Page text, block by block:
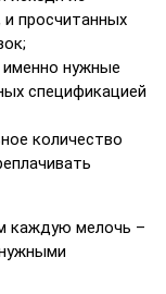
и просчитанных
именно нужные
спецификацией
количество
каждую мелочь –